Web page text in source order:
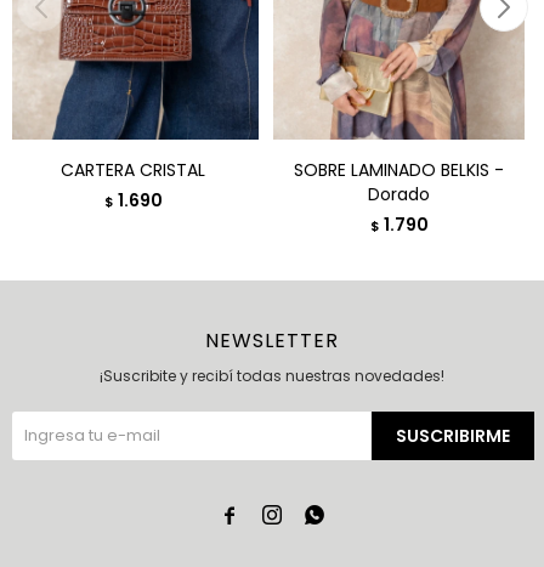
CARTERA CRISTAL
$ 1.690
SOBRE LAMINADO BELKIS -
Dorado
$ 1.790
NEWSLETTER
¡Suscribite y recibí todas nuestras novedades!
SUSCRIBIRME
  